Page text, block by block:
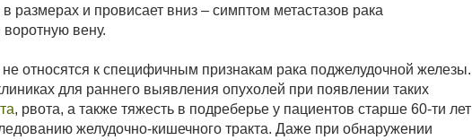
размерах и провисает вниз – симптом метастазов рака
вену.
относятся к специфичным признакам рака поджелудочной железы.
для раннего выявления опухолей при появлении таких
, рвота, а также тяжесть в подреберье у пациентов старше 60-ти лет
желудочно-кишечного тракта. Даже при обнаружении